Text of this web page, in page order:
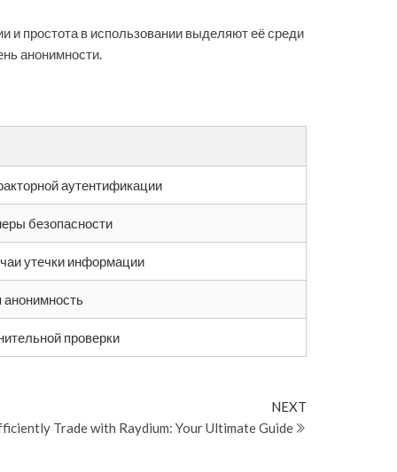
и простота в использовании выделяют её среди
анонимности.
аутентификации
безопасности
утечки информации
анонимность
проверки
NEXT
Trade with Raydium: Your Ultimate Guide